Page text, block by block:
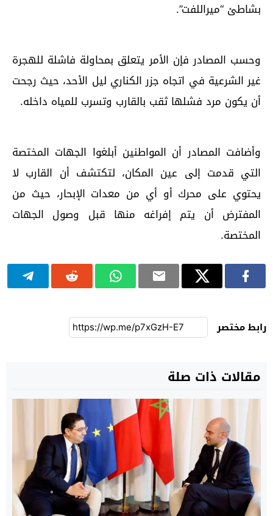
بشاطئ “ميراللفت”.
وحسب المصادر فإن الأمر يتعلق بمحاولة فاشلة للهجرة
غير الشرعية في اتجاه جزر الكناري ليل الأحد، حيث رجحت
أن يكون مرد فشلها ثقب بالقارب وتسرب للمياه داخله.
وأضافت المصادر أن المواطنين أبلغوا الجهات المختصة
التي قدمت إلى عين المكان، لتكتشف أن القارب لا
يحتوي على محرك أو أي من معدات الإبحار، حيث من
المفترض أن يتم إفراغه منها قبل وصول الجهات
المختصة.
رابط مختصر
مقالات ذات صلة